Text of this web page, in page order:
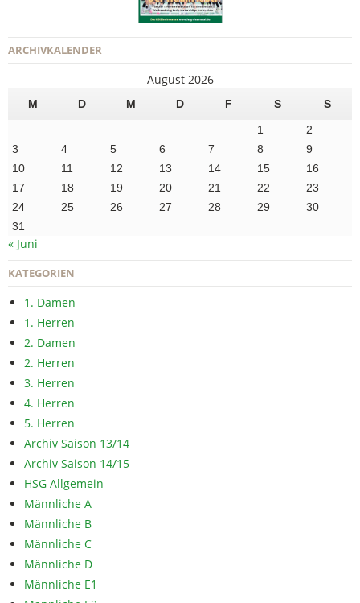
ARCHIVKALENDER
August 2026
M D M D F S
S
1
2
3
4 5 6 7 8
9
10
11 12 13 14 15
16
17
18 19 20 21 22
23
24
25 26 27 28 29
30
31
« Juni
KATEGORIEN
1. Damen
1. Herren
2. Damen
2. Herren
3. Herren
4. Herren
5. Herren
Archiv Saison 13/14
Archiv Saison 14/15
HSG Allgemein
Männliche A
Männliche B
Männliche C
Männliche D
Männliche E1